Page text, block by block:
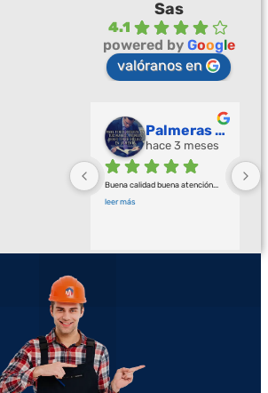
Sas
4.1
powered by Google
valóranos en
Palmeras Doradas
hace 3 meses
Buena calidad buena atención
leer más